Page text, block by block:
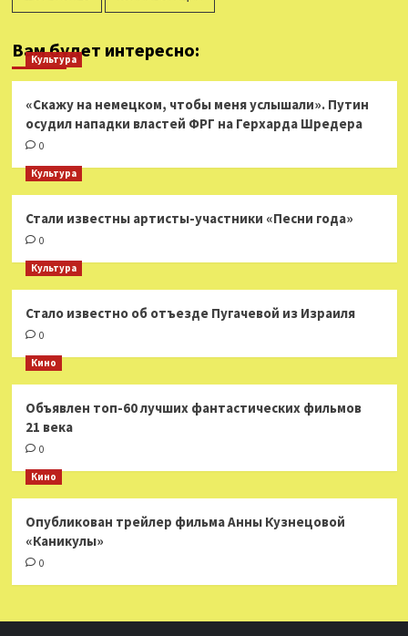
Вам будет интересно:
Культура
«Скажу на немецком, чтобы меня услышали». Путин
осудил нападки властей ФРГ на Герхарда Шредера
0
Культура
Стали известны артисты-участники «Песни года»
0
Культура
Стало известно об отъезде Пугачевой из Израиля
0
Кино
Объявлен топ-60 лучших фантастических фильмов
21 века
0
Кино
Опубликован трейлер фильма Анны Кузнецовой
«Каникулы»
0